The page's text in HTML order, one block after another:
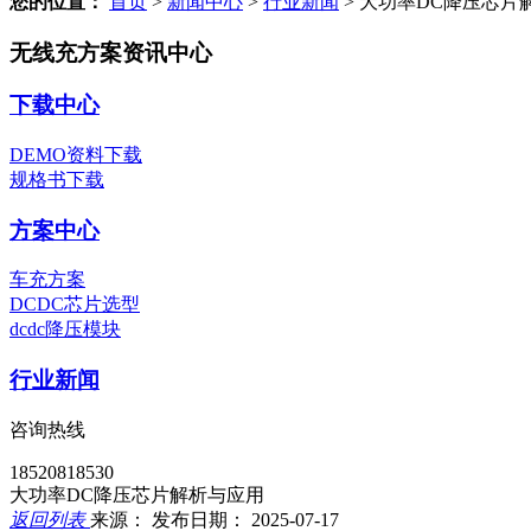
无线充方案资讯中心
下载中心
DEMO资料下载
规格书下载
方案中心
车充方案
DCDC芯片选型
dcdc降压模块
行业新闻
咨询热线
18520818530
大功率DC降压芯片解析与应用
返回列表来源： 发布日期： 2025-07-17